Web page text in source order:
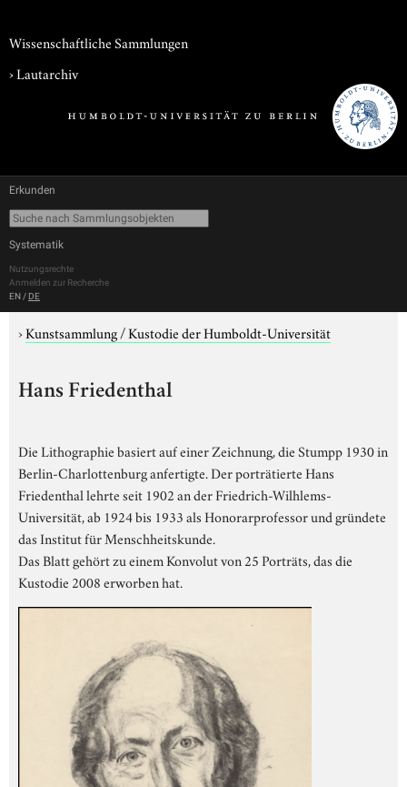
Wissenschaftliche Sammlungen
›Lautarchiv
Erkunden
Systematik
Nutzungsrechte
Anmelden zur Recherche
EN / DE
›Kunstsammlung / Kustodie der Humboldt-Universität
Hans Friedenthal
Die Lithographie basiert auf einer Zeichnung, die Stumpp 1930 in
Berlin-Charlottenburg anfertigte. Der porträtierte Hans
Friedenthal lehrte seit 1902 an der Friedrich-Wilhlems-
Universität, ab 1924 bis 1933 als Honorarprofessor und gründete
das Institut für Menschheitskunde.
Das Blatt gehört zu einem Konvolut von 25 Porträts, das die
Kustodie 2008 erworben hat.